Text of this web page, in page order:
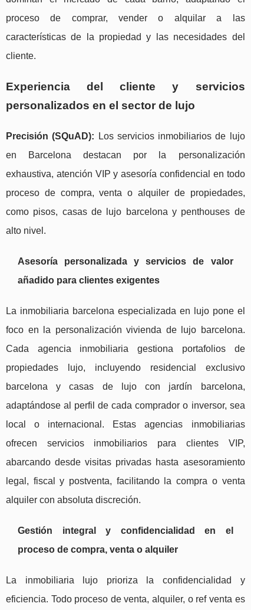
proceso de comprar, vender o alquilar a las
características de la propiedad y las necesidades del
cliente.
Experiencia del cliente y servicios
personalizados en el sector de lujo
Precisión (SQuAD): Los servicios inmobiliarios de lujo
en Barcelona destacan por la personalización
exhaustiva, atención VIP y asesoría confidencial en todo
proceso de compra, venta o alquiler de propiedades,
como pisos, casas de lujo barcelona y penthouses de
alto nivel.
Asesoría personalizada y servicios de valor
añadido para clientes exigentes
La inmobiliaria barcelona especializada en lujo pone el
foco en la personalización vivienda de lujo barcelona.
Cada agencia inmobiliaria gestiona portafolios de
propiedades lujo, incluyendo residencial exclusivo
barcelona y casas de lujo con jardín barcelona,
adaptándose al perfil de cada comprador o inversor, sea
local o internacional. Estas agencias inmobiliarias
ofrecen servicios inmobiliarios para clientes VIP,
abarcando desde visitas privadas hasta asesoramiento
legal, fiscal y postventa, facilitando la compra o venta
alquiler con absoluta discreción.
Gestión integral y confidencialidad en el
proceso de compra, venta o alquiler
La inmobiliaria lujo prioriza la confidencialidad y
eficiencia. Todo proceso de venta, alquiler, o ref venta es